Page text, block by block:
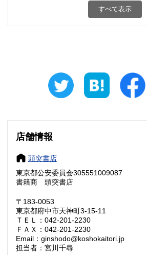
1,800円 群馬県
埼玉県 千葉県
1,800円 富山県
1,800円 福井県
1,800円
岐阜県
愛知県
滋賀県
大阪府 1,800円
奈良県 1,800円
鳥取県
すべて表示
店舗情報
頭突書店
東京都公安委員会305551009087
書籍商 頭突書店
〒183-0053
東京都府中市天神町3-15-11
ＴＥＬ：042-201-2230
ＦＡＸ：042-201-2230
Email：ginshodo@koshokaitori.jp
担当者：宮川千尋